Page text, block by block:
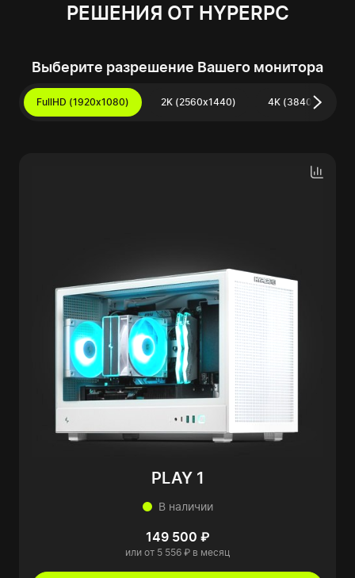
РЕШЕНИЯ ОТ HYPERPC
Выберите разрешение Вашего монитора
FullHD (1920x1080) 2K (2560x1440) 4K (3840x2160)
PLAY 1
В наличии
149 500 ₽
или от 5 556 ₽ в месяц